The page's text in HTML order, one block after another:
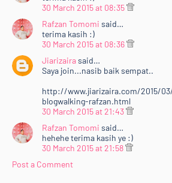
30 March 2015 at 08:35
Rafzan Tomomi said…
terima kasih :)
30 March 2015 at 08:36
Jiarizairasaid…
Saya join...nasib baik sempat..
http://www.jiarizaira.com/2015/
blogwalking-rafzan.html
30 March 2015 at 21:43
Rafzan Tomomi said…
hehehe terima kasih ye :)
30 March 2015 at 21:58
Post a Comment